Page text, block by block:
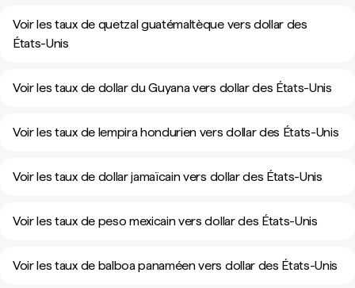
Voir les taux de quetzal guatémaltèque vers dollar des
États-Unis
Voir les taux de dollar du Guyana vers dollar des États-Unis
Voir les taux de lempira hondurien vers dollar des États-Unis
Voir les taux de dollar jamaïcain vers dollar des États-Unis
Voir les taux de peso mexicain vers dollar des États-Unis
Voir les taux de balboa panaméen vers dollar des États-Unis